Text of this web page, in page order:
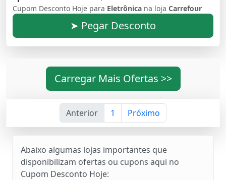
Cupom Desconto Hoje para Eletrônica na loja Carrefour
➤ Pegar Desconto
Carregar Mais Ofertas >>
Anterior 1 Próximo
Abaixo algumas lojas importantes que
disponibilizam ofertas ou cupons aqui no
Cupom Desconto Hoje: